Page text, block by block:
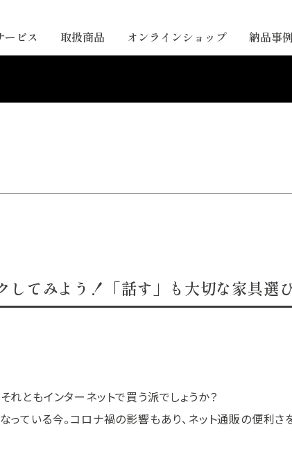
ービス 取扱商品 オンラインショップ 納品事例
てみよう！「話す」も大切な家具選
ともインターネットで買う派でしょうか？
ている今。コロナ禍の影響もあり、ネット通販の便利さ